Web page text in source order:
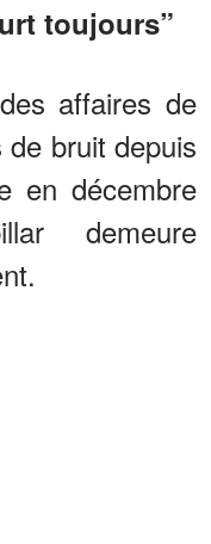
toujours”
affaires de
bruit depuis
en décembre
demeure